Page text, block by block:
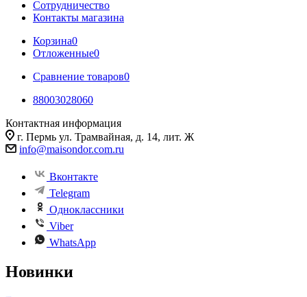
Сотрудничество
Контакты магазина
Корзина0
Отложенные0
Сравнение товаров0
88003028060
Контактная информация
г. Пермь ул. Трамвайная, д. 14, лит. Ж
info@maisondor.com.ru
Вконтакте
Telegram
Одноклассники
Viber
WhatsApp
Новинки